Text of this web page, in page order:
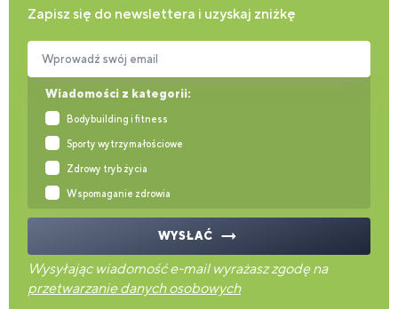
Zapisz się do newslettera i uzyskaj zniżkę
Wiadomości z kategorii:
Bodybuilding i fitness
Sporty wytrzymałościowe
Zdrowy tryb życia
Wspomaganie zdrowia
Wprowadź swój email
WYSŁAĆ
Wysyłając wiadomość e-mail wyrażasz zgodę na
przetwarzanie danych osobowych